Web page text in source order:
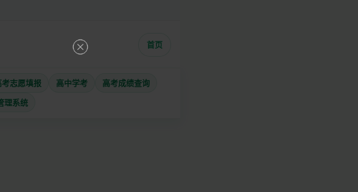
首页
考志愿填报 高中学考 高考成绩查询
理系统